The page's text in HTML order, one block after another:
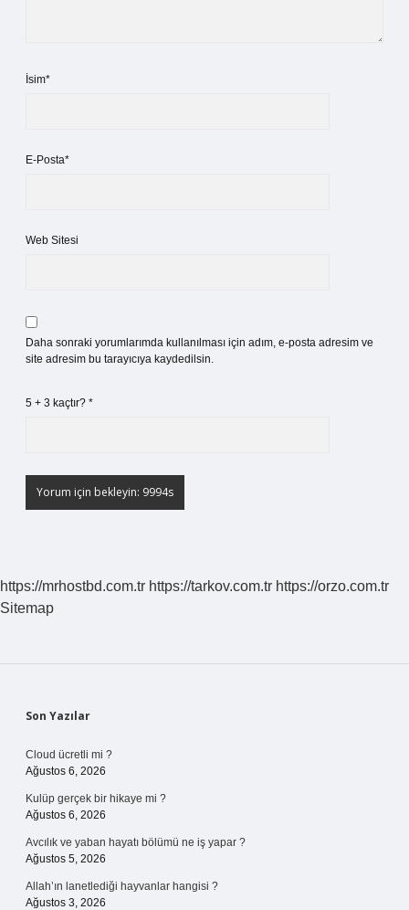
İsim*
E-Posta*
Web Sitesi
Daha sonraki yorumlarımda kullanılması için adım, e-posta adresim ve
site adresim bu tarayıcıya kaydedilsin.
5 + 3 kaçtır? *
https://mrhostbd.com.tr https://tarkov.com.tr https://orzo.com.tr
Sitemap
Sidebar
Son Yazılar
Cloud ücretli mi ?
Ağustos 6, 2026
Kulüp gerçek bir hikaye mi ?
Ağustos 6, 2026
Avcılık ve yaban hayatı bölümü ne iş yapar ?
Ağustos 5, 2026
Allah’ın lanetlediği hayvanlar hangisi ?
Ağustos 3, 2026